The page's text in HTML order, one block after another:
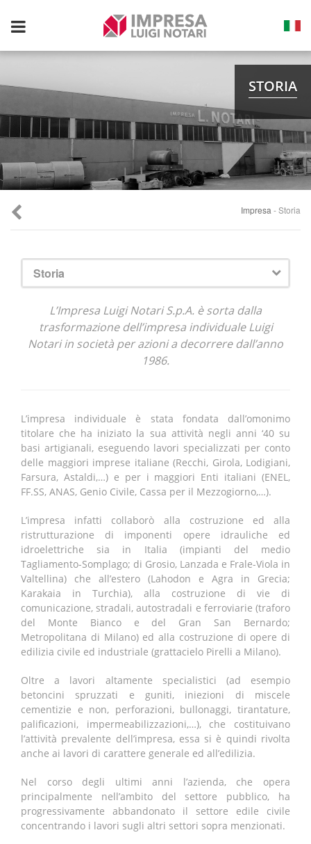
Toggle
navigation
STORIA
Impresa - Storia
Storia
L’Impresa Luigi Notari S.p.A. è sorta dalla
trasformazione dell’impresa individuale Luigi
Notari in società per azioni a decorrere dall’anno
1986.
L’impresa individuale è stata fondata dall’omonimo
titolare che ha iniziato la sua attività negli anni ‘40 su
basi artigianali, eseguendo lavori specializzati per conto
delle maggiori imprese italiane (Recchi, Girola, Lodigiani,
Farsura, Astaldi,…) e per i maggiori Enti italiani (ENEL,
FF.SS, ANAS, Genio Civile, Cassa per il Mezzogiorno,…).
L’impresa infatti collaborò alla costruzione ed alla
ristrutturazione di imponenti opere idrauliche ed
idroelettriche sia in Italia (impianti del medio
Tagliamento-Somplago; di Grosio, Lanzada e Frale-Viola in
Valtellina) che all’estero (Lahodon e Agra in Grecia;
Karakaia in Turchia), alla costruzione di vie di
comunicazione, stradali, autostradali e ferroviarie (traforo
del Monte Bianco e del Gran San Bernardo;
Metropolitana di Milano) ed alla costruzione di opere di
edilizia civile ed industriale (grattacielo Pirelli a Milano).
Oltre a lavori altamente specialistici (ad esempio
betoncini spruzzati e guniti, iniezioni di miscele
cementizie e non, perforazioni, bullonaggi, tirantature,
palificazioni, impermeabilizzazioni,…), che costituivano
l’attività prevalente dell’impresa, essa si è quindi rivolta
anche ai lavori di carattere generale ed all’edilizia.
Nel corso degli ultimi anni l’azienda, che opera
principalmente nell’ambito del settore pubblico, ha
progressivamente abbandonato il settore edile civile
concentrando i lavori sugli altri settori sopra menzionati.